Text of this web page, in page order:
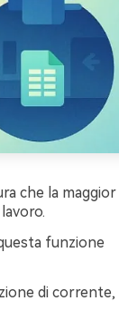
che la maggior
funzione
di corrente,